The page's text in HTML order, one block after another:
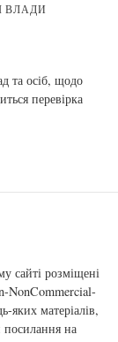
ВЛАДИ
та осіб, щодо
перевірка
сайті розміщені
NonCommercial-
яких матеріалів,
посилання на